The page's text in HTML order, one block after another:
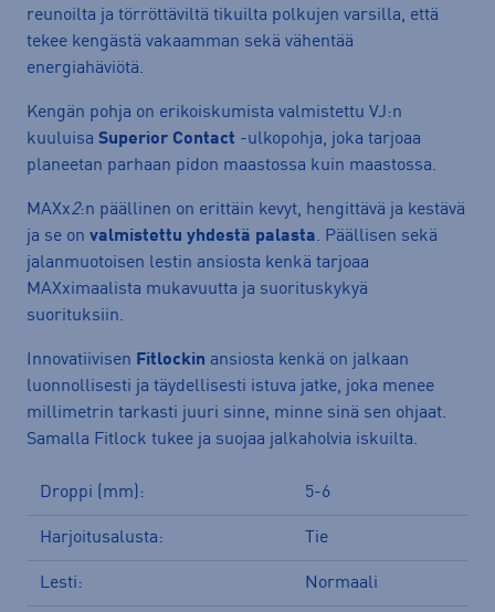
reunoilta ja törröttäviltä tikuilta polkujen varsilla, että
tekee kengästä vakaamman sekä vähentää
energiahäviötä.
Kengän pohja on erikoiskumista valmistettu VJ:n
kuuluisa Superior Contact -ulkopohja, joka tarjoaa
planeetan parhaan pidon maastossa kuin maastossa.
MAXx2:n päällinen on erittäin kevyt, hengittävä ja kestävä
ja se on valmistettu yhdestä palasta. Päällisen sekä
jalanmuotoisen lestin ansiosta kenkä tarjoaa
MAXximaalista mukavuutta ja suorituskykyä
suorituksiin.
Innovatiivisen Fitlockin ansiosta kenkä on jalkaan
luonnollisesti ja täydellisesti istuva jatke, joka menee
millimetrin tarkasti juuri sinne, minne sinä sen ohjaat.
Samalla Fitlock tukee ja suojaa jalkaholvia iskuilta.
Droppi (mm): 5-6
Harjoitusalusta: Tie
Lesti: Normaali